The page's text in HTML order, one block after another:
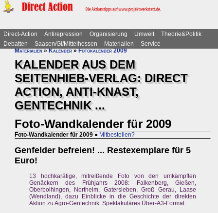
Direct-Action Antirepression Organisierung Umwelt
Theorie&Politik
Debatten
Saasen/GI/Mittelhessen Materialien
Service
Materialien»Kalender»Fotokalender 2009
KALENDER AUS DEM
SEITENHIEB-VERLAG: DIRECT
ACTION, ANTI-KNAST,
GENTECHNIK ...
Foto-Wandkalender für 2009
Foto-Wandkalender für 2009 ● Mitbestellen?
Genfelder befreien! ... Restexemplare für 5
Euro!
13 hochkarätige, mitreißende Foto von den umkämpften
Genäckern des Frühjahrs 2008: Falkenberg, Gießen,
Oberboihingen, Northeim, Gatersleben, Groß Gerau, Laase
(Wendland), dazu Einblicke in die Geschichte der direkten
Aktion zu Agro-Gentechnik. Spektakuläres Über-A3-Format.